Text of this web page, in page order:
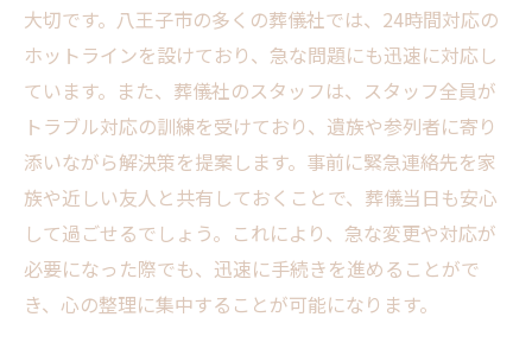
大切です。八王子市の多くの葬儀社では、24時間対応の
ホットラインを設けており、急な問題にも迅速に対応し
ています。また、葬儀社のスタッフは、スタッフ全員が
トラブル対応の訓練を受けており、遺族や参列者に寄り
添いながら解決策を提案します。事前に緊急連絡先を家
族や近しい友人と共有しておくことで、葬儀当日も安心
して過ごせるでしょう。これにより、急な変更や対応が
必要になった際でも、迅速に手続きを進めることがで
き、心の整理に集中することが可能になります。